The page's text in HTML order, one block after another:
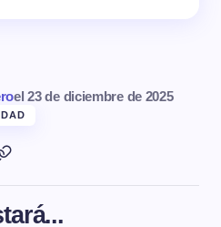
el 23 de diciembre de 2025